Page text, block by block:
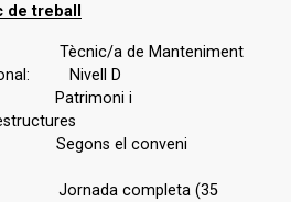
treball
a de Manteniment
Nivell D
i
el conveni
completa (35